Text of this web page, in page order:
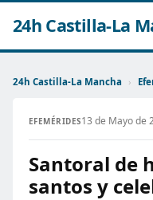
24h Castilla-La
24h Castilla-La Mancha ›
EFEMÉRIDES13 de Mayo de
Santoral de
santos y